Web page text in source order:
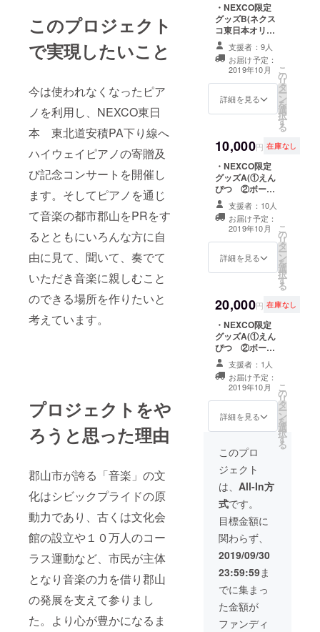
このプロジェクト
で実現したいこと
今は使われなくなったピア
ノを利用し、NEXCO東日
本 東北道安積PA下り線へ
ハイウェイピアノの寄贈及
び記念コンサートを開催し
ます。そしてピアノを通じ
て音楽の都市郡山をPRをす
るとともにいろんな方に自
由に見て、聞いて、奏でて
いただき音楽に親しむこと
のできる場所を作りたいと
考えています。
プロジェクトをや
ろうと思った理由
郡山市が誇る「音楽」の文
化はシビックプライドの原
動力であり、古くは文化会
館の設立や１０万人のコー
ラス運動など、市民が主体
となり音楽の力を借り郡山
の発展を支えて参りまし
た。より心が豊かになるま
・NEXCO限定
グッズB(ネクス
コ東日本オリジ
ナルキャラク
ター「マナー
ティ」①ぬいぐ
るみ ②ＬＥＤ
ライト付リフレ
クター ③マ
ナーブック) ・協
支援者：9人
お届け予定：
2019年10月
詳細を見る
こ
の
リ
タ
ー
ン
を
選
択
す
る
10,000円 在庫なし
・NEXCO限定
グッズA(①えん
ぴつ ②ボール
ペン ③Ｂ５
ノート ④クリ
アファイル ⑤
メモ帳 ⑥ペー
パークラフト
【道路パト
NEXCO限定グッ
ズB(①ぬいぐる
み ②ＬＥＤラ
イト付リフレク
ター ③マナー
ブック) ・除幕式
参加権 ・協賛
ボード名入れ
(大)
支援者：10人
お届け予定：
2019年10月
詳細を見る
こ
の
リ
タ
ー
ン
を
選
択
す
る
20,000円 在庫なし
・NEXCO限定
グッズA(①えん
ぴつ ②ボール
ペン ③Ｂ５
ノート ④クリ
アファイル ⑤
メモ帳 ⑥ペー
パークラフト
【道路パト
NEXCO限定グッ
ズB(①ぬいぐる
み ②ＬＥＤラ
イト付リフレク
ター ③マナー
ブック) ・ピアノ
寄贈式での演奏
権 ・除幕式参加
権 ・協賛ボード
名入れ(大)
支援者：1人
お届け予定：
2019年10月
詳細を見る
こ
の
リ
タ
ー
ン
を
選
択
す
る
このプロ
ジェクト
は、 All-In方
式です。
目標金額に
関わらず、
2019/09/30
23:59:59ま
でに集まっ
た金額が
ファンディ